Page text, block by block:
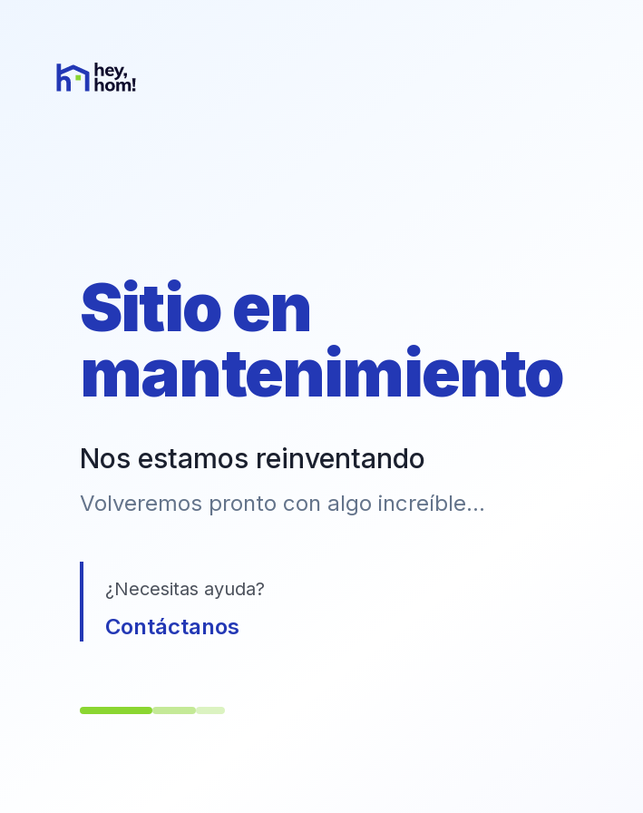
Sitio en
mantenimiento
Nos estamos reinventando
Volveremos pronto con algo increíble...
¿Necesitas ayuda?
Contáctanos